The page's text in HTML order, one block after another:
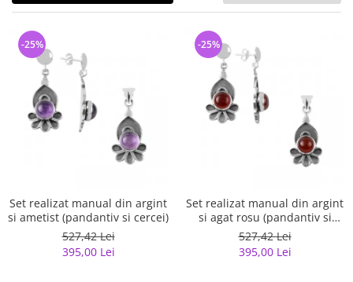
Set realizat manual din argint
si ametist (pandantiv si cercei)
527,42 Lei
395,00 Lei
-25%
Set realizat manual din argint
si agat rosu (pandantiv si
cercei)
527,42 Lei
395,00 Lei
-25%